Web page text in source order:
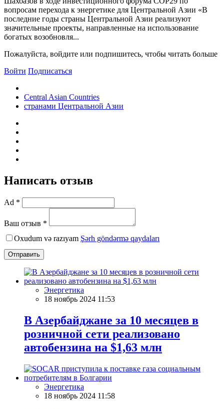
вопросам перехода к энергетике для Центральной Азии «В
последние годы страны Центральной Азии реализуют
значительные проекты, направленные на использование
богатых возобновля...
Пожалуйста, войдите или подпишитесь, чтобы читать больше
Войти Подписаться
Central Asian Countries
странами Центральной Азии
Написать отзыв
Ad *
Ваш отзыв *
Oxudum və razıyam Şərh göndərmə qaydaları
Отправить
Энергетика
18 ноябрь 2024 11:53
В Азербайджане за 10 месяцев в
розничной сети реализовано
автобензина на $1,63 млн
Энергетика
18 ноябрь 2024 11:58